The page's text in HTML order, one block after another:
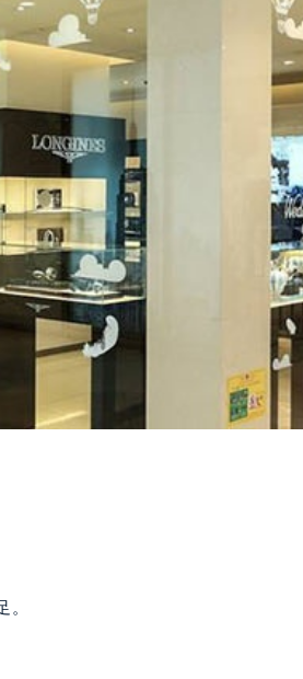
。